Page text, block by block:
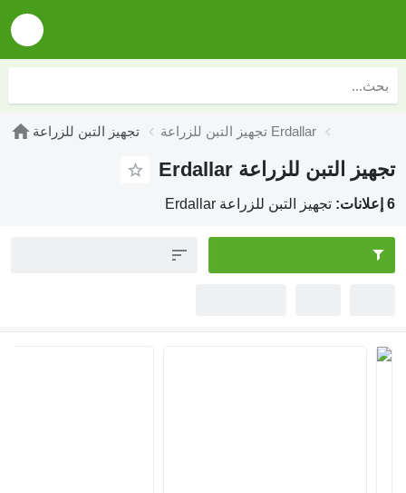
تجهيز التبن للزراعة تجهيز التبن للزراعة Erdallar
تجهيز التبن للزراعة Erdallar
6 إعلانات: تجهيز التبن للزراعة Erdallar